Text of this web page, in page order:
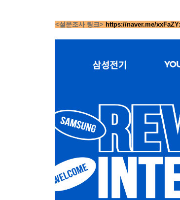
<설문조사 링크> https://naver.me/